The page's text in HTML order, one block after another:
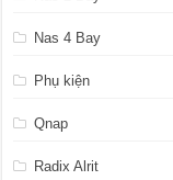
Nas 4 Bay
Phụ kiện
Qnap
Radix Alrit